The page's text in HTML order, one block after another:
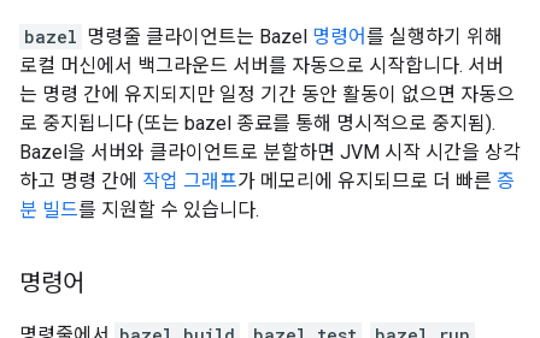
bazel 명령줄 클라이언트는 Bazel 명령어를 실행하기 위해
로컬 머신에서 백그라운드 서버를 자동으로 시작합니다. 서버
는 명령 간에 유지되지만 일정 기간 동안 활동이 없으면 자동으
로 중지됩니다 (또는 bazel 종료를 통해 명시적으로 중지됨).
Bazel을 서버와 클라이언트로 분할하면 JVM 시작 시간을 상각
하고 명령 간에 작업 그래프가 메모리에 유지되므로 더 빠른 증
분 빌드를 지원할 수 있습니다.
명령어